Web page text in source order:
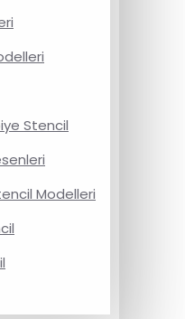
Stencil
Modelleri